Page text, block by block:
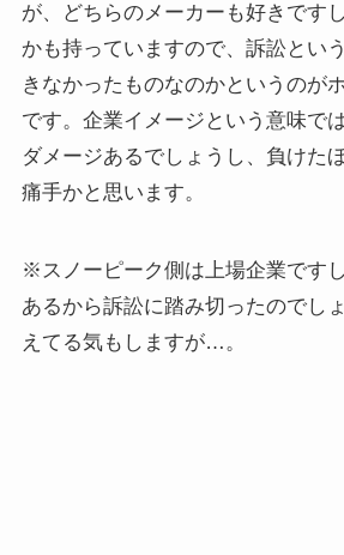
が、どちらのメーカーも好きです
かも持っていますので、訴訟とい
きなかったものなのかというのが
です。企業イメージという意味で
ダメージあるでしょうし、負けた
痛手かと思います。
※スノーピーク側は上場企業です
あるから訴訟に踏み切ったのでし
えてる気もしますが…。